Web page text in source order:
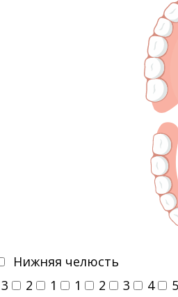
Нижняя челюсть
3 2 1 1 2 3 4 5